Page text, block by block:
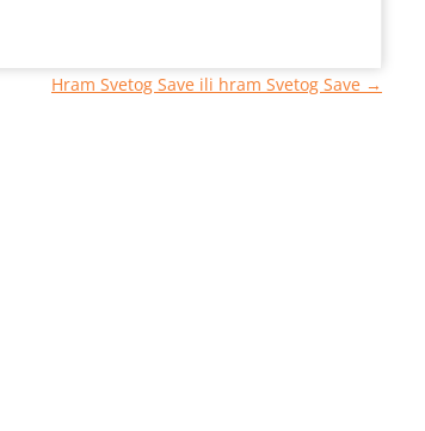
Hram Svetog Save ili hram Svetog Save →